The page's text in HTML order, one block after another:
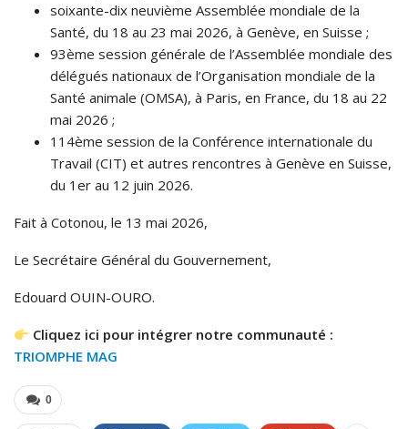
soixante-dix neuvième Assemblée mondiale de la
Santé, du 18 au 23 mai 2026, à Genève, en Suisse ;
93ème session générale de l’Assemblée mondiale des
délégués nationaux de l’Organisation mondiale de la
Santé animale (OMSA), à Paris, en France, du 18 au 22
mai 2026 ;
114ème session de la Conférence internationale du
Travail (CIT) et autres rencontres à Genève en Suisse,
du 1er au 12 juin 2026.
Fait à Cotonou, le 13 mai 2026,
Le Secrétaire Général du Gouvernement,
Edouard OUIN-OURO.
Cliquez ici pour intégrer notre communauté :
TRIOMPHE MAG
0